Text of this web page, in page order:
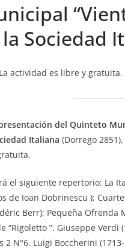
Sociedad
actividad es libre y gratuita.
del Quinteto
Italiana (Dorrego
el siguiente repertorio: La
de Ioan Dobrinescu );
Berr); Pequeña Ofrenda
“Rigoletto ”. Giuseppe
2 N°6. Luigi Boccherini